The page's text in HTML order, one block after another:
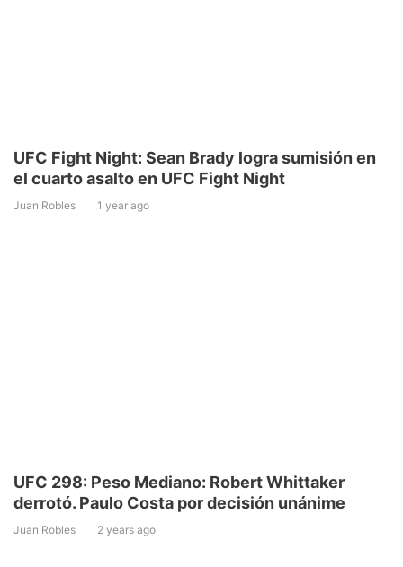
UFC Fight Night: Sean Brady logra sumisión en
el cuarto asalto en UFC Fight Night
Juan Robles 1 year ago
UFC 298: Peso Mediano: Robert Whittaker
derrotó. Paulo Costa por decisión unánime
Juan Robles 2 years ago